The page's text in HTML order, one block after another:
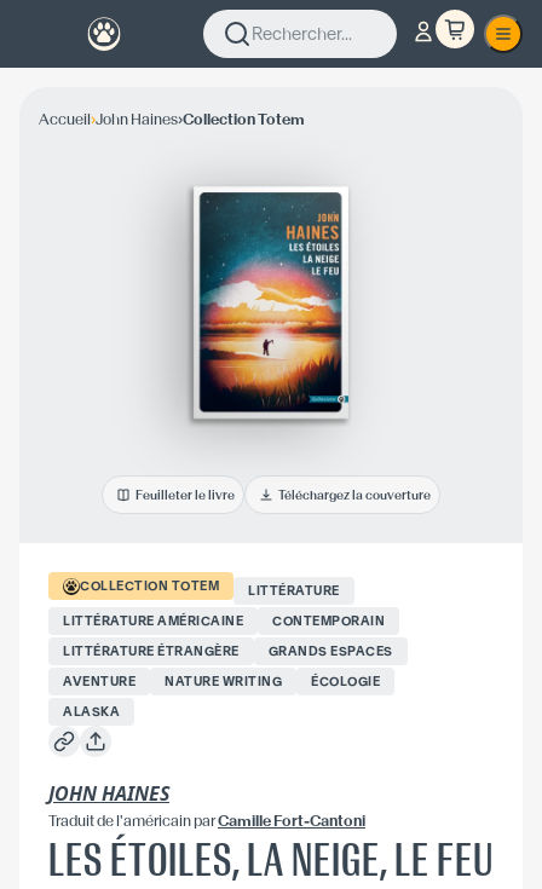
Rechercher...
Accueil›John Haines›Collection Totem
Feuilleter le livre Téléchargez la couverture
COLLECTION TOTEM
LITTÉRATURE
LITTÉRATURE AMÉRICAINE
CONTEMPORAIN
LITTÉRATURE ÉTRANGÈRE
GRANDS ESPACES
AVENTURE
NATURE WRITING
ÉCOLOGIE
ALASKA
JOHN HAINES
Traduitde l'américainparCamille Fort-Cantoni
LES ÉTOILES, LA NEIGE, LE FEU